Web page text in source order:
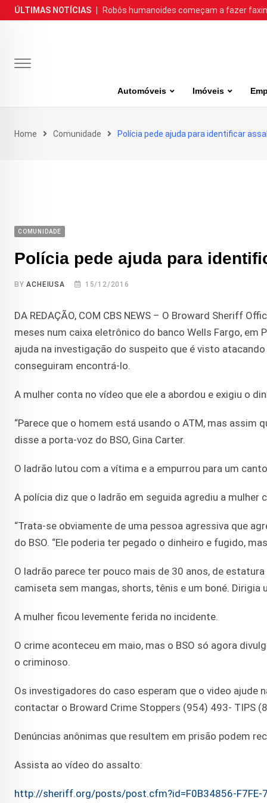
Skip
to
ÚLTIMAS NOTÍCIAS Robôs humanoides começam a fazer
Automóveis Imóveis
Home Comunidade Polícia pede ajuda para identificar
COMUNIDADE
Polícia pede ajuda para
BYACHEIUSA 15/12/2016
DA REDAÇÃO, COM CBS NEWS – O Broward Sheriff
meses num caixa eletrônico do banco Wells Fargo, em
ajuda na investigação do suspeito que é visto
conseguiram encontrá-lo.
A mulher conta no vídeo que ele a abordou e exigiu o
“Parece que o homem está usando o ATM, mas assim
disse a porta-voz do BSO, Gina Carter.
O ladrão lutou com a vítima e a empurrou para um
A polícia diz que o ladrão em seguida agrediu a
“Trata-se obviamente de uma pessoa agressiva que
do BSO. “Ele poderia ter pegado o dinheiro e fugido,
O ladrão parece ter pouco mais de 30 anos, de
camiseta sem mangas, shorts, tênis e um boné.
A mulher ficou levemente ferida no incidente.
O crime aconteceu em maio, mas o BSO só agora
o criminoso.
Os investigadores do caso esperam que o video
contactar o Broward Crime Stoppers (954) 493- TIPS
Denúncias anônimas que resultem em prisão podem
Assista ao vídeo do assalto:
http://sheriff.org/posts/post.cfm?id=F0B34856-F7FE-